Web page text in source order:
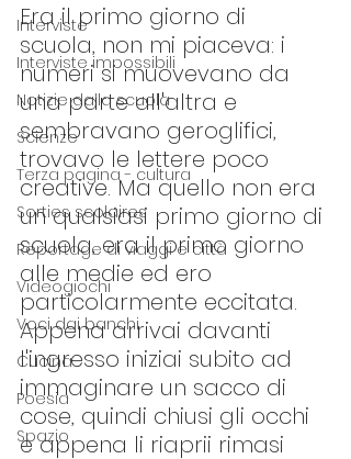
Interviste
Interviste impossibili
Notizie dalla scuola
Scienze
Terza pagina - cultura
Sorties scolaires
Reportage di viaggi e città
Videogiochi
Voci dai banchi
Cucina
Poesia
Spazio
Era il primo giorno di
scuola, non mi piaceva: i
numeri si muovevano da
una parte all'altra e
sembravano geroglifici,
trovavo le lettere poco
creative. Ma quello non era
un qualsiasi primo giorno di
scuola, era il primo giorno
alle medie ed ero
particolarmente eccitata.
Appena arrivai davanti
l'ingresso iniziai subito ad
immaginare un sacco di
cose, quindi chiusi gli occhi
e appena li riaprii rimasi